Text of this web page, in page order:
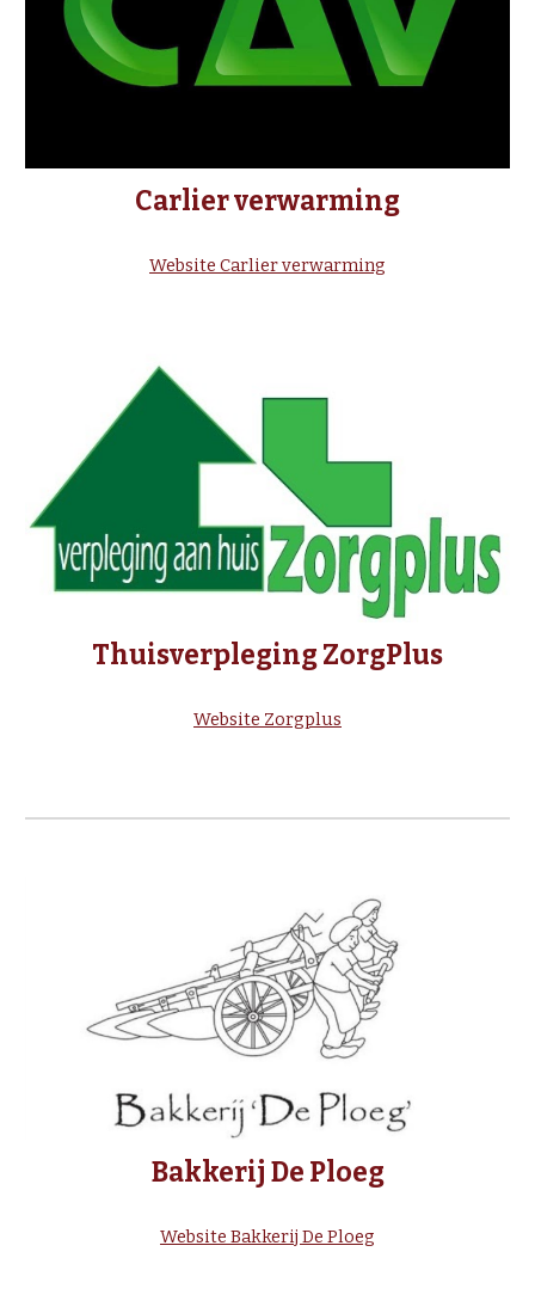
Carlier verwarming
Website Carlier verwarming
Thuisverpleging ZorgPlus
Website Zorgplus
Bakkerij De Ploeg
Website Bakkerij De Ploeg